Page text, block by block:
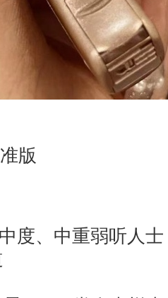
版
度、中重弱听人